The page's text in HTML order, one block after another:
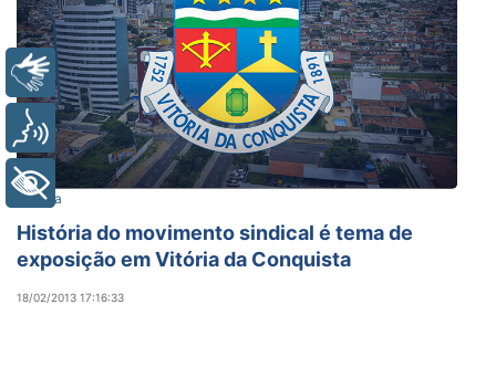
Cultura
História do movimento sindical é tema de
exposição em Vitória da Conquista
18/02/2013 17:16:33
Libras
Voz
+ Acessibilidade